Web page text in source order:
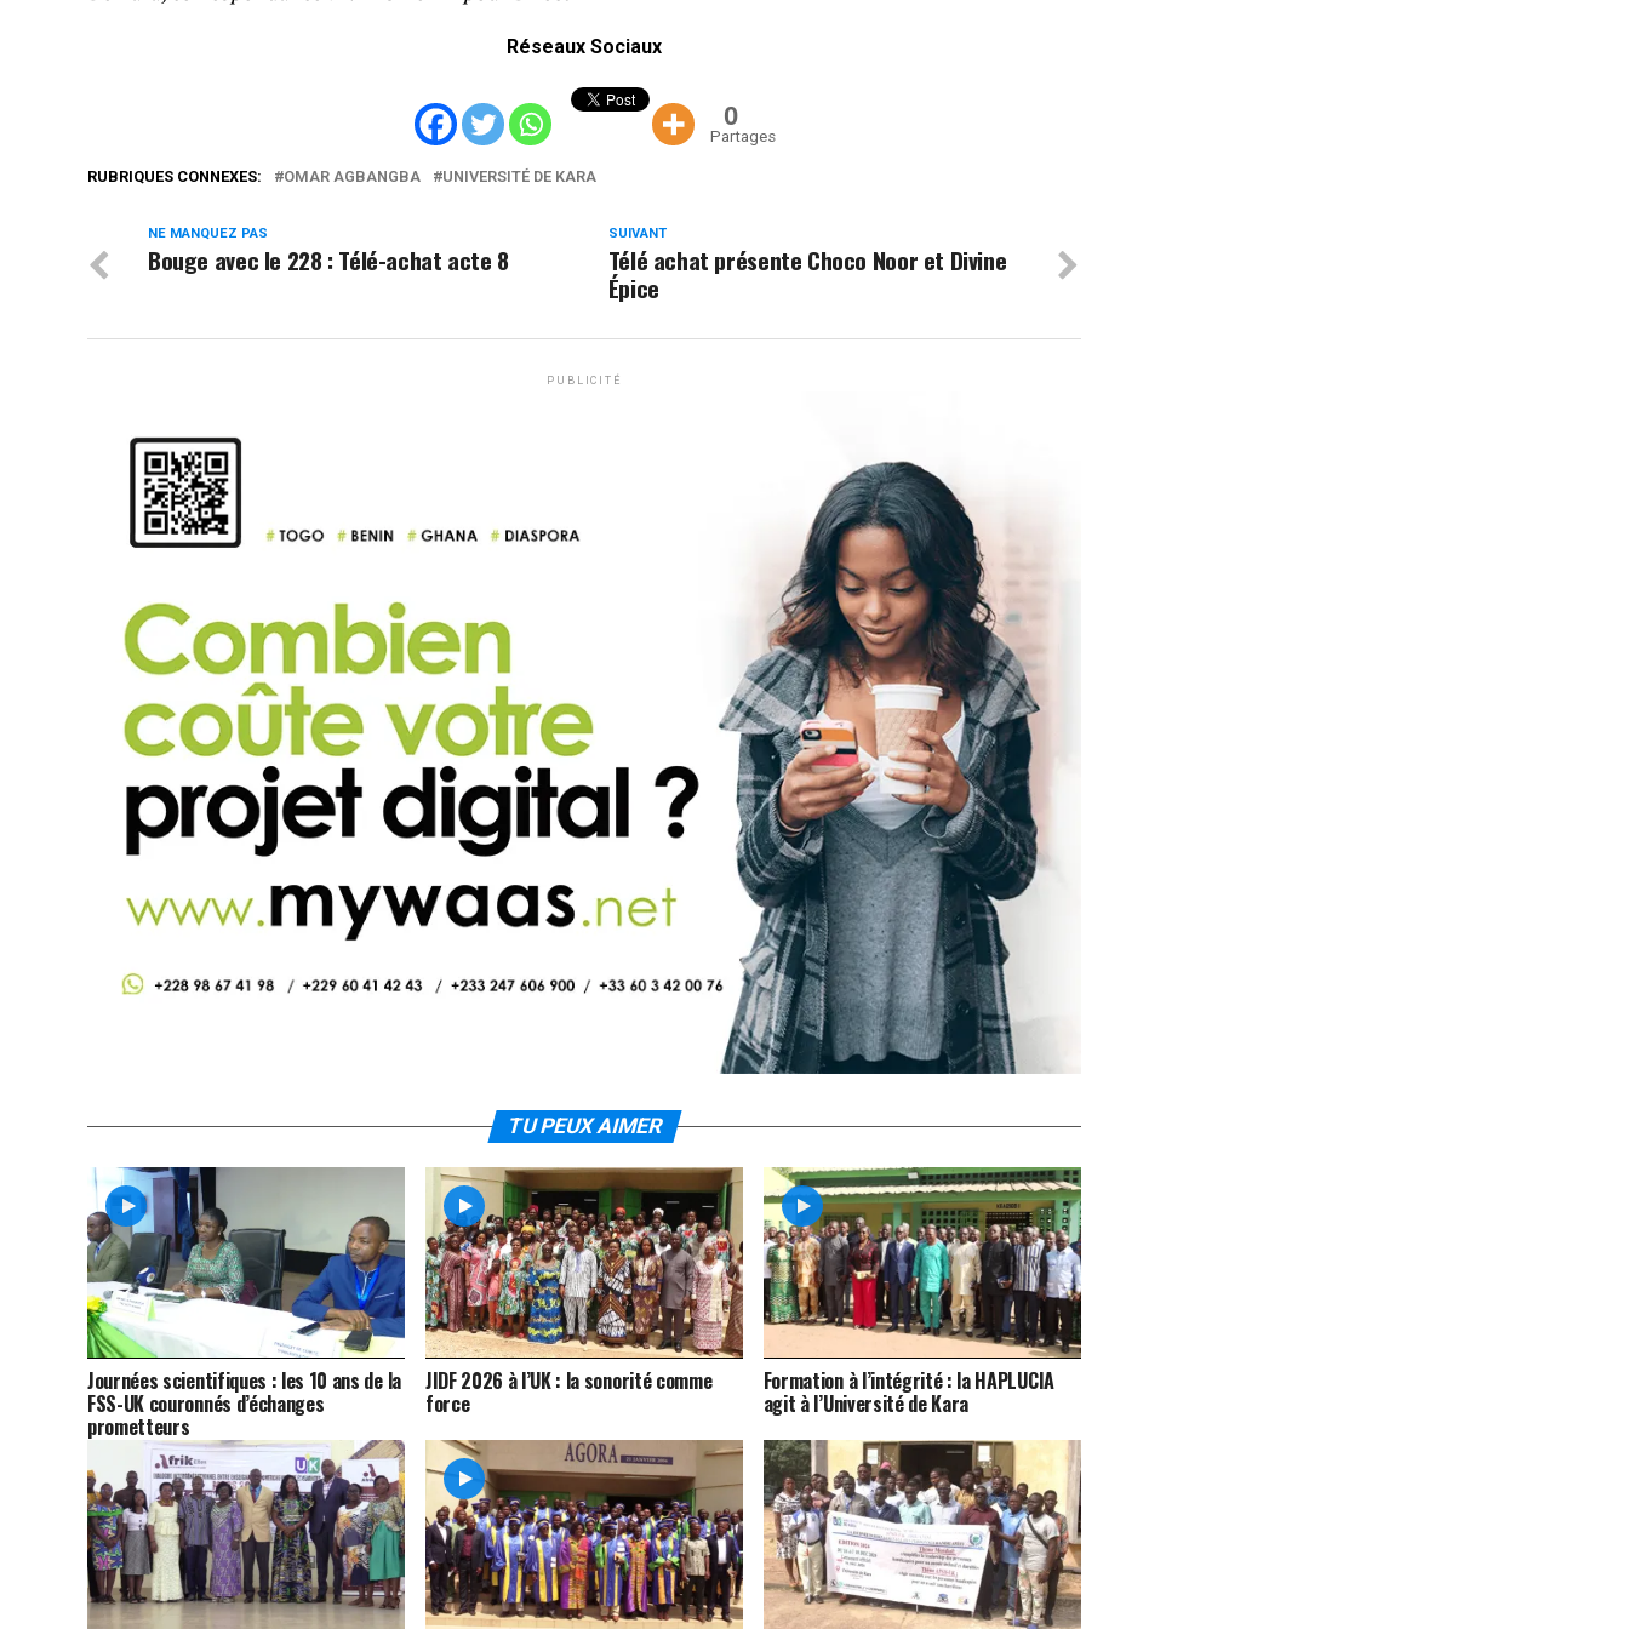
Réseaux Sociaux
0
Partages
RUBRIQUES CONNEXES: OMAR AGBANGBA UNIVERSITÉ DE KARA
SUIVANT
Télé achat présente Choco Noor et Divine
Épice
NE MANQUEZ PAS
Bouge avec le 228 : Télé-achat acte 8
PUBLICITÉ
TU PEUX AIMER
Journées scientifiques : les 10 ans de la
FSS-UK couronnés d’échanges
prometteurs
JIDF 2026 à l’UK : la sonorité comme
force
Formation à l’intégrité : la HAPLUCIA
agit à l’Université de Kara